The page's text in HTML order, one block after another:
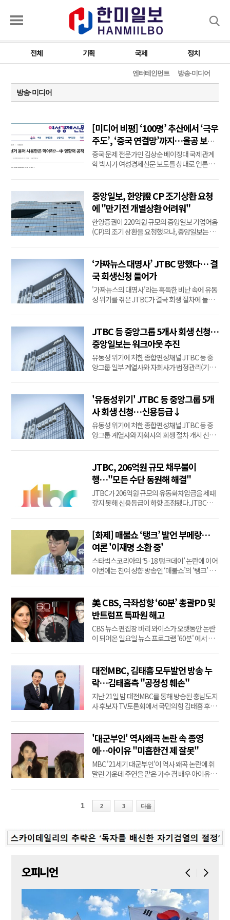
전체 기획 국제 정치
엔터테인먼트 방송·미디어
방송·미디어
[미디어 비평] ‘100명’ 추산에서 ‘극우
주도’, ‘중국 연결망’까지…올공 보도
근거는?
중국 문제 전문가인 김상순 베이징대 국제관계
학 박사가 여성경제신문 보도를 상대로 언론중
19일 김 박사를 차하얼학회의 ‘핵심 인사’로 지
칭하면서 올림픽공원 집회의 조직과 구호 형성
에 관여했고, 중국의 대외 영향력 공작 연결망의
...
중앙일보, 한양證 CP 조기상환 요청
에 "만기전 개별상환 어려워"
한양증권이 220억원 규모의 중앙일보 기업어음
(CP)의 조기 상환을 요청했으나, 중앙일보는 특
증권은 이날 올해 12월 7일 만기인 120억원 규
모의 CP와 내년 3월 30일 만기인 100억원 규모
CP에 대해 조기상환을 요청했다. 이번 요청은
"기한이익상실(EOD) 발...
‘가짜뉴스 대명사’ JTBC 망했다… 결
국 회생신청 들어가
'가짜뉴스의 대명사'라는 혹독한 비난 속에 유동
성 위기를 겪은 JTBC가 결국 회생 절차에 들어
15일 서울 마포구 중앙일보빌딩 3층 대강당에서
가진 기자회견에서 "그동안 경영안정을 위해 최
선을 다했으나, 대외경제여건 악화와 신용등급
하...
JTBC 등 중앙그룹 5개사 회생 신청…
중앙일보는 워크아웃 추진
유동성 위기에 처한 종합편성채널 JTBC 등 중
앙그룹 일부 계열사와 자회사가 법정관리(기업
평가사들의 중앙그룹 계열사 신용등급 하향이
이어지는 가운데, 홍정도 중앙그룹 부회장은 채
권자와 주주 등에 사과하고 피해 회복을 위해 최
선을 다하...
'유동성위기' JTBC 등 중앙그룹 5개
사 회생 신청…신용등급↓
유동성 위기에 처한 종합편성채널 JTBC 등 중
앙그룹 계열사와 자회사의 회생 절차 개시 신청
그룹 지주사인 중앙홀딩스를 비롯해 JTBC, 콘
텐트리중앙[036420], 메가박스중앙, 중앙피앤
아이의 회생 절차 개시 신청을 회생2부(정준영
법원장)에 배당했다....
JTBC, 206억원 규모 채무불이
행…"모든 수단 동원해 해결"
JTBC가 206억원 규모의 유동화차입금을 제때
갚지 못해 신용등급이 하향 조정됐다.JTBC는
가는 이날 JTBC의 무보증사채 신용등급을 기존
'BBB/부정적'에서 'CCC'로 하향 조정했다.단기
신용등급인 기업어음(CP)과 전자단기사채 등급
도 'A3'에...
[화제] 매불쇼 ‘탱크’ 발언 부메랑…
여론 '이재명 소환 중'
스타벅스코리아의 ‘5·18 탱크데이’ 논란에 이어
이번에는 친여 성향 방송인 ‘매불쇼’의 ‘탱크’ 발
로 말했고, 정준희 한양대 에리카 겸임교수는 일
부 2030세대를 두고 “합법적 몽둥이”, “권력으
로 ...
美 CBS, 극좌성향 ‘60분’ 총괄PD 및
반트럼프 특파원 해고
CBS 뉴스 편집장 바리 와이스가 오랫동안 논란
이 되어온 일요일 뉴스 프로그램 '60분' 에서 진
편파적인 공격 대상으로 삼으면서 민주당과 그
동맹들에게는 관대한 태도를 보여온 것으로 악
명높은 "60분" 프로그램의 총괄 프로듀서이자
전설적...
대전MBC, 김태흠 모두발언 방송 누
락…김태흠측 "공정성 훼손"
지난 21일 밤 대전MBC를 통해 방송된 충남도지
사 후보자 TV토론회에서 국민의힘 김태흠 후보
반발해 논란이 예상된다.김 후보 캠프 여명 상근
대변인은 22일 입장문을 내고 "박수현 더불어민
주당 후보의 모두발언은 그대로 내보내면서 김
태흠 후보의...
'대군부인' 역사왜곡 논란 속 종영
에…아이유 "미흡한건 제 잘못"
MBC '21세기 대군부인'이 역사 왜곡 논란에 휘
말린 가운데 주연을 맡은 가수 겸 배우 아이유가
잘해 나가겠다"고 속내를 밝혔다.아이유는 '21
세기 대군부인' 종...
1 2 3 다음
오피니언